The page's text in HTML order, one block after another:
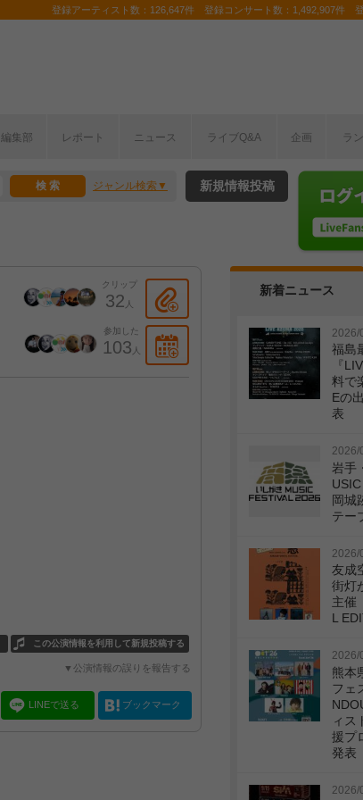
登録アーティスト数：126,647件 登録コンサート数：1,492,907件
編集部 レポート ニュース ライブQ&A 企画 ラ
ジャンル検索 新規情報投稿
クリップ
32 人
参加した
103 人
この公演情報を利用して新規投稿する
▼公演情報の誤りを報告する
LINEで送る ブックマーク
新着ニュース
2026/
福島
『
料で
Eの
表
2026/
岩手
岡城
テー
2026/
友成
街灯
主催
L
2026/
熊本
フェ
ィ
援プ
発表
2026/